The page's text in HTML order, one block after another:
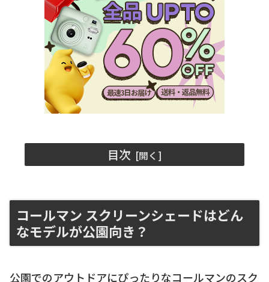
目次
コールマン スクリーンシェードはどん
なモデルが公園向き？
公園でのアウトドアにぴったりなコールマンのスク